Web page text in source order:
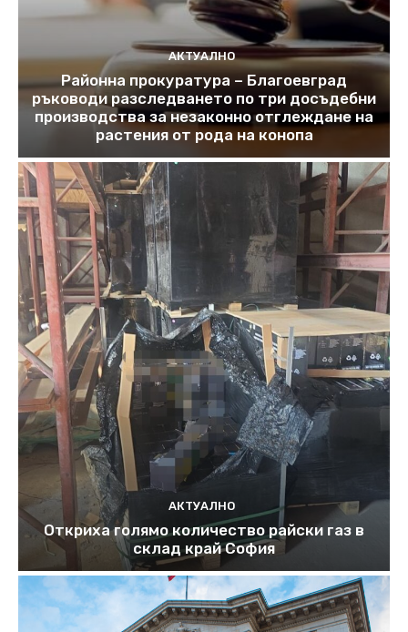
АКТУАЛНО
Районна прокуратура – Благоевград
ръководи разследването по три досъдебни
производства за незаконно отглеждане на
растения от рода на конопа
АКТУАЛНО
Откриха голямо количество райски газ в
склад край София